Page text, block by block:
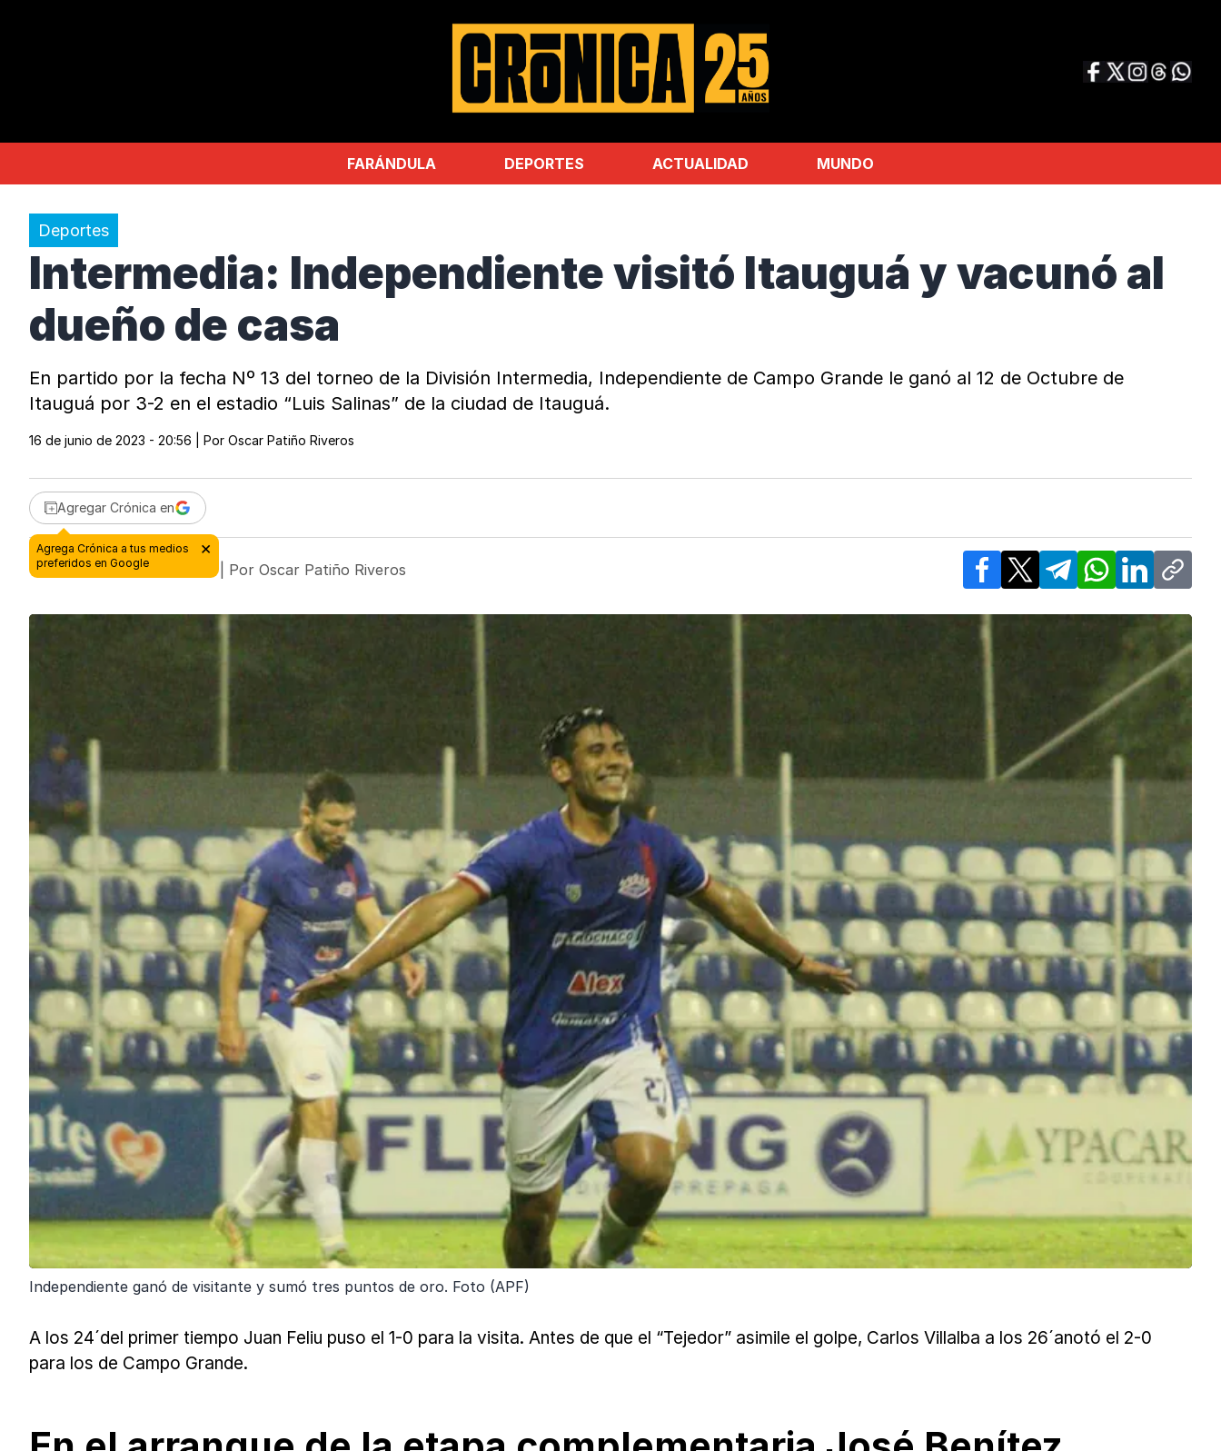
FARÁNDULA DEPORTES ACTUALIDAD MUNDO
Deportes
Intermedia: Independiente visitó Itauguá y vacunó al
dueño de casa
En partido por la fecha Nº 13 del torneo de la División Intermedia, Independiente de Campo Grande le ganó al 12 de Octubre de
Itauguá por 3-2 en el estadio “Luis Salinas” de la ciudad de Itauguá.
16 de junio de 2023 - 20:56 | Por Oscar Patiño Riveros
Agregar Crónica en
16 de junio de 2023 - 20:56 | Por Oscar Patiño Riveros
Facebook
X TelegramWhatsApp
LinkedInCopy
Independiente ganó de visitante y sumó tres puntos de oro. Foto (APF)
A los 24´del primer tiempo Juan Feliu puso el 1-0 para la visita. Antes de que el “Tejedor” asimile el golpe, Carlos Villalba a los 26´anotó el 2-0
para los de Campo Grande.